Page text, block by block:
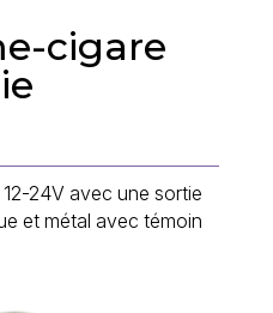
cigare
24V avec une sortie
et métal avec témoin